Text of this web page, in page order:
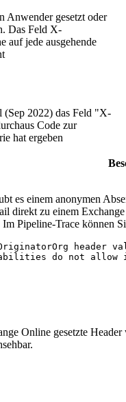
Anwender gesetzt oder
Das Feld X-
auf jede ausgehende
(Sep 2022) das Feld "X-
Code zur
hat ergeben
es einem anonymen
direkt zu einem
Pipeline-Trace können
header
do not allow
Online gesetzte